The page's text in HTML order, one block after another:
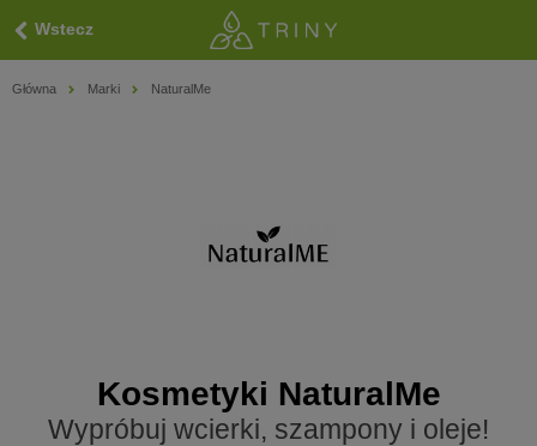
Wstecz
Główna Marki NaturalMe
Kosmetyki NaturalMe
Wypróbuj wcierki, szampony i oleje!